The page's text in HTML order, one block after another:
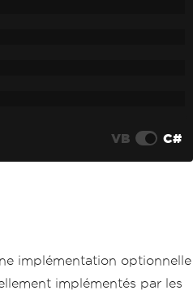
VB C#
implémentation optionnelle
implémentés par les